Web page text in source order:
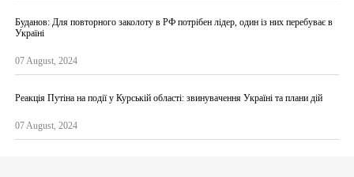
Буданов: Для повторного заколоту в РФ потрібен лідер, один із них перебуває в
Україні
07 August, 2024
Реакція Путіна на події у Курській області: звинувачення Україні та плани дій
07 August, 2024